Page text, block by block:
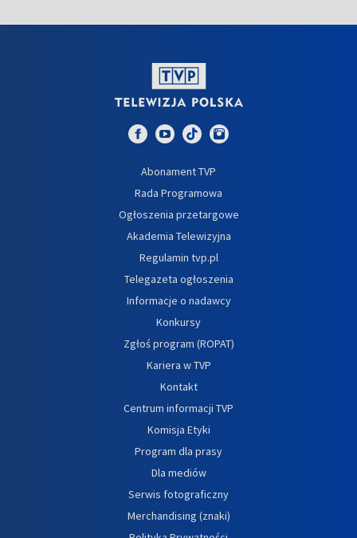
Abonament TVP
Rada Programowa
Ogłoszenia przetargowe
Akademia Telewizyjna
Regulamin tvp.pl
Telegazeta ogłoszenia
Informacje o nadawcy
Konkursy
Zgłoś program (ROPAT)
Kariera w TVP
Kontakt
Centrum informacji TVP
Komisja Etyki
Program dla prasy
Dla mediów
Serwis fotograficzny
Merchandising (znaki)